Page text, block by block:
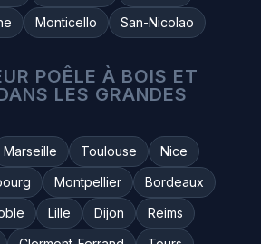
Monticello San-Nicolao
POÊLE À BOIS ET
LES GRANDES
Marseille Toulouse
Nice
Montpellier
Bordeaux
Lille Dijon
Reims